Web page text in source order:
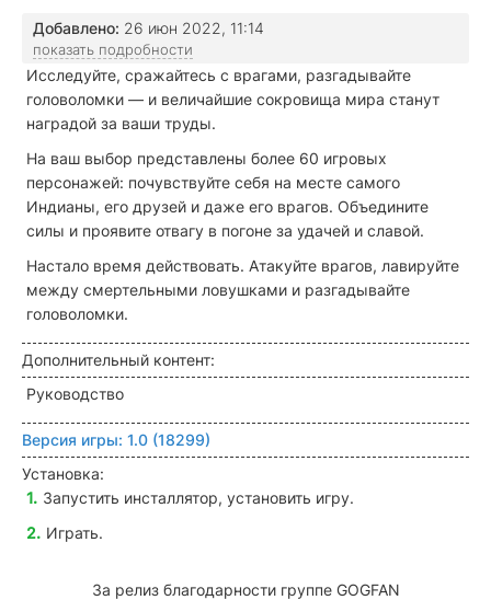
Добавлено: 26 июн 2022, 11:14
показать подробности
Исследуйте, сражайтесь с врагами, разгадывайте
головоломки — и величайшие сокровища мира станут
наградой за ваши труды.
На ваш выбор представлены более 60 игровых
персонажей: почувствуйте себя на месте самого
Индианы, его друзей и даже его врагов. Объедините
силы и проявите отвагу в погоне за удачей и славой.
Настало время действовать. Атакуйте врагов, лавируйте
между смертельными ловушками и разгадывайте
головоломки.
Дополнительный контент:
Руководство
Версия игры: 1.0 (18299)
Установка:
Запустить инсталлятор, установить игру.
Играть.
За релиз благодарности группе GOGFAN